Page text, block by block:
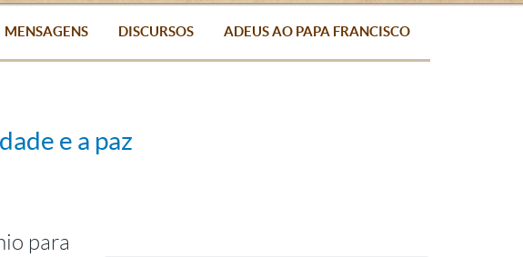
MENSAGENS DISCURSOS ADEUS AO PAPA FRANCISCO
e a paz
para